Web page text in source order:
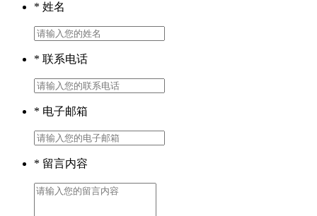
* 姓名
* 联系电话
* 电子邮箱
* 留言内容